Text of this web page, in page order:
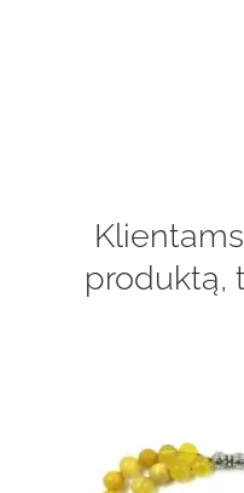
produktą,